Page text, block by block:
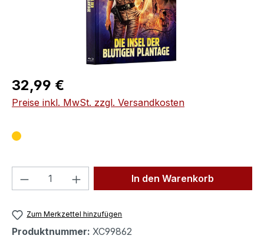
Regulärer Preis:
32,99 €
Preise inkl. MwSt. zzgl. Versandkosten
Produkt Anzahl: Gib denIn den Warenkorb
Zum Merkzettel hinzufügen
Produktnummer: XC99862